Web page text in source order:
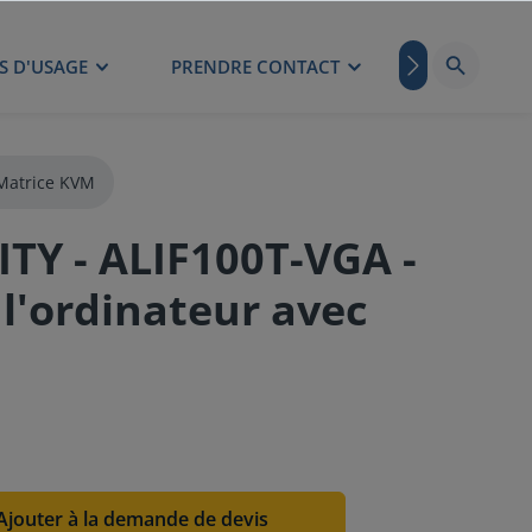
D'USAGE PRENDRE CONTACT BLOG
KVM
- ALIF100T-VGA -
avec
à la demande de devis